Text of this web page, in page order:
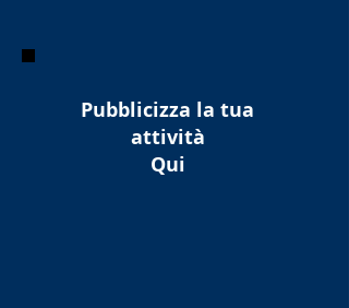
Pubblicizza la tua
attività
Qui